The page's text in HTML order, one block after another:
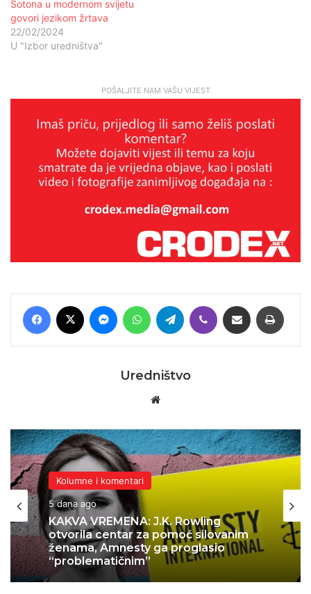
Sotona u modernom svijetu
govori jezikom žrtava
22/02/2024
U "Izbor uredništva"
POŠALJITE NAM VAŠU VIJEST
Facebook MessengerWhatsAppTelegram Viber Podijeli putem E-maila
Uredništvo
Kolumne i komentari
5 dana ago
Kolumne i komentari
6 dana ago
Sánchez otvorio vrata, Europa plaća
cijenu: Je li ovo najveći politički dar
europskoj desnici?